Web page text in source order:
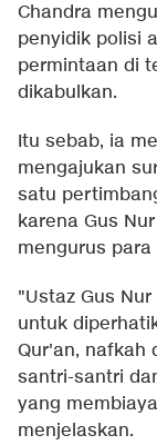
Chandra
penyidik polisi
permintaan di
dikabulkan.
Itu sebab, ia
mengajukan
satu
karena Gus
mengurus
"Ustaz Gus
untuk
Qur'an, nafkah
santri-santri
yang
menjelaskan.